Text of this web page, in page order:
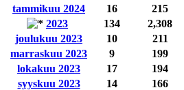
tammikuu 2024
16 215
2023
134 2,308
joulukuu 2023
10 211
marraskuu 2023
9 199
lokakuu 2023
17 194
syyskuu 2023
14 166